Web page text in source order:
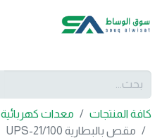
كافة المنتجات
معدات كهربائية
مقص بالبطارية UPS-21/100